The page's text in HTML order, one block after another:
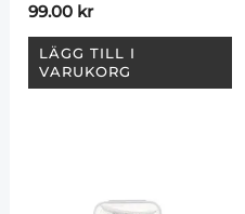
99.00 kr
LÄGG TILL I
VARUKORG